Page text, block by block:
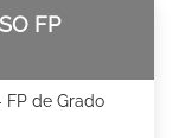
FP
FP de Grado